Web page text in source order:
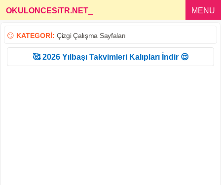
OKULONCESiTR.NET MENU
😏 KATEGORİ: Çizgi Çalışma Sayfaları
🥰 2026 Yılbaşı Takvimleri Kalıpları İndir 😍